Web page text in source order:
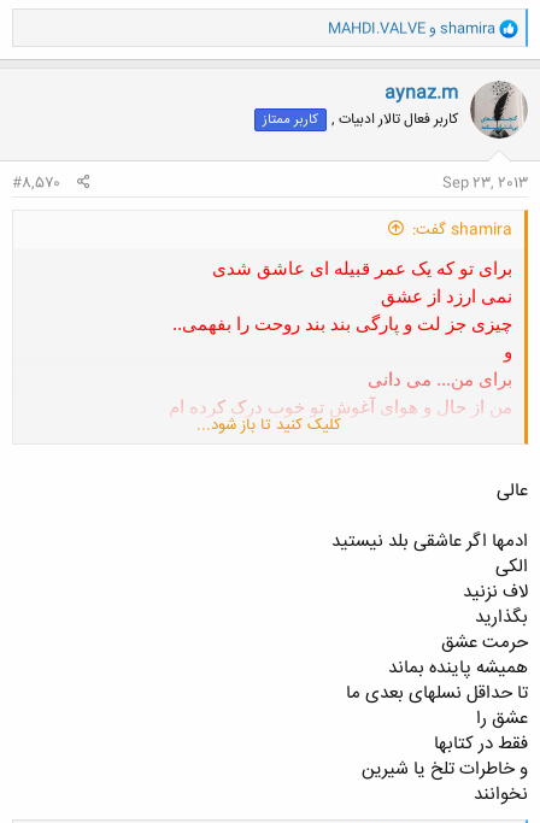
و
ا
ک
ن
ش
ه
ا
shamira وMAHDI.VALVE
aynaz.m
کاربر فعال تالار ادبیات , کاربر ممتاز
Sep 23, 2013
#8,570
shamira گفت:
برای تو که یک عمر قبیله ای عاشق شدی
نمی ارزد از عشق
چیزی جز لت و پارگی بند بند روحت را بفهمی..
و
برای من... می دانی
من از حال و هوای آغوش تو خوب درک کرده ام
که دست آموز تنهایی بودن
میان بوسه های شاخداری
کلیک کنید تا باز شود...
عالی
ادمها اگر عاشقی بلد نیستید
الکی
لاف نزنید
بگذارید
حرمت عشق
همیشه پاینده بماند
تا حداقل نسلهای بعدی ما
عشق را
فقط در کتابها
و خاطرات تلخ یا شیرین
نخوانند